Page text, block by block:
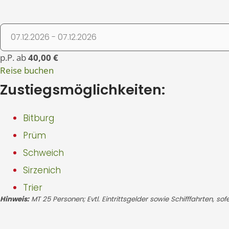
p.P. ab40,00 €
Reise buchen
Zustiegsmöglichkeiten:
Bitburg
Prüm
Schweich
Sirzenich
Trier
Hinweis:MT 25 Personen; Evtl. Eintrittsgelder sowie Schifffahrten,